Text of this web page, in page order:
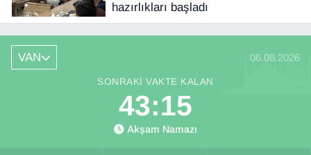
hazırlıkları başladı
VAN 06.08.2026
SONRAKI VAKTE KALAN
43:15
Akşam Namazı